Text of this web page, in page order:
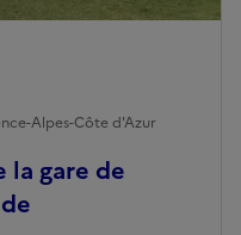
la gare de
Alpes-Côte d'Azur